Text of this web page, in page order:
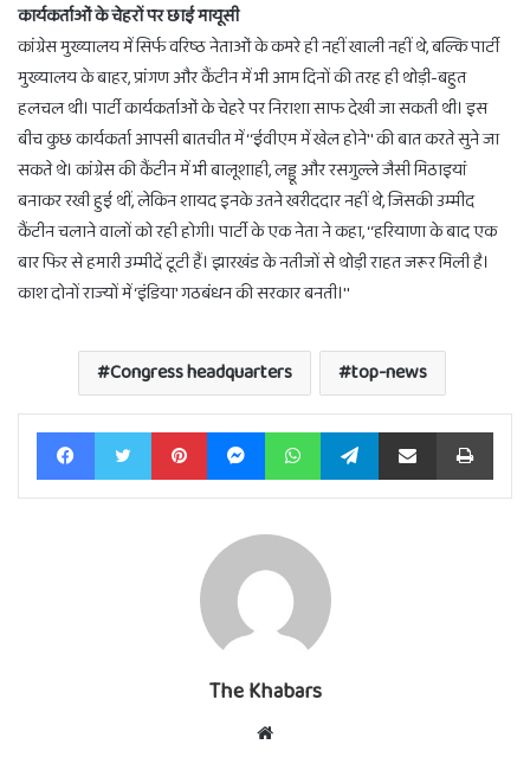
कार्यकर्ताओं के चेहरों पर छाई मायूसी
कांग्रेस मुख्यालय में सिर्फ वरिष्ठ नेताओं के कमरे ही नहीं खाली नहीं थे, बल्कि पार्टी
मुख्यालय के बाहर, प्रांगण और कैंटीन में भी आम दिनों की तरह ही थोड़ी-बहुत
हलचल थी। पार्टी कार्यकर्ताओं के चेहरे पर निराशा साफ देखी जा सकती थी। इस
बीच कुछ कार्यकर्ता आपसी बातचीत में ‘‘ईवीएम में खेल होने'' की बात करते सुने जा
सकते थे। कांग्रेस की कैंटीन में भी बालूशाही, लड्डू और रसगुल्ले जैसी मिठाइयां
बनाकर रखी हुई थीं, लेकिन शायद इनके उतने खरीददार नहीं थे, जिसकी उम्मीद
कैंटीन चलाने वालों को रही होगी। पार्टी के एक नेता ने कहा, ‘‘हरियाणा के बाद एक
बार फिर से हमारी उम्मीदें टूटी हैं। झारखंड के नतीजों से थोड़ी राहत जरूर मिली है।
काश दोनों राज्यों में ‘इंडिया' गठबंधन की सरकार बनती।''
Congress headquarters top-news
FacebookTwitter PinterestMessengerWhatsAppTelegramShare via Email Print
The Khabars
Website